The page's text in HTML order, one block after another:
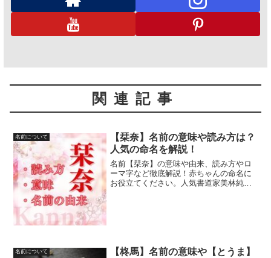
関連記事
名前について
【栞奈】名前の意味や読み方は？
人気の命名を解説！
名前【栞奈】の意味や由来、読み方やロ
ーマ字など徹底解説！赤ちゃんの命名に
お役立てください。人気書道家美林純子
名前について
【柊馬】名前の意味や【とうま】